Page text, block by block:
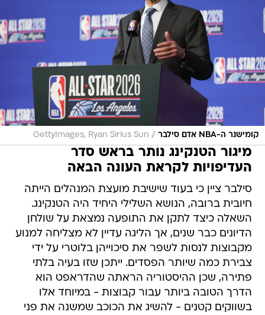
קומישנר ה-NBA אדם סילבר /
GettyImages, Ryan Sirius Sun
מיגור הטנקינג נותר בראש סדר
העדיפויות לקראת העונה הבאה
סילבר ציין כי בעוד שישיבת מועצת המנהלים הייתה
חיובית ברובה, הנושא השלילי היחיד היה הטנקינג.
השאלה כיצד לתקן את התופעה נמצאת על שולחן
הדיונים כבר שנים, אך הליגה עדיין לא מצליחה למנוע
מקבוצות לנסות לשפר את סיכוייהן בלוטרי על ידי
צבירת כמה שיותר הפסדים. ייתכן שזו בעיה בלתי
פתירה, שכן ההיסטוריה הראתה שהדראפט הוא
הדרך הטובה ביותר עבור קבוצות - במיוחד אלו
בשווקים קטנים - להשיג את הכוכב שמשנה את פני